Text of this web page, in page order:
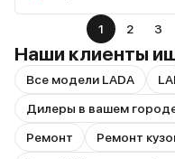
1 2 3
Наши клиенты
Все модели LADA
Дилеры в вашем
Ремонт
Ремонт